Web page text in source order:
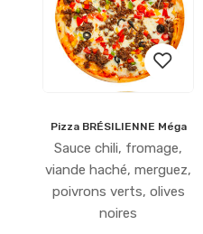
Ajouter
à la
Pizza BRÉSILIENNE Méga
Sauce chili, fromage,
viande haché, merguez,
poivrons verts, olives
noires